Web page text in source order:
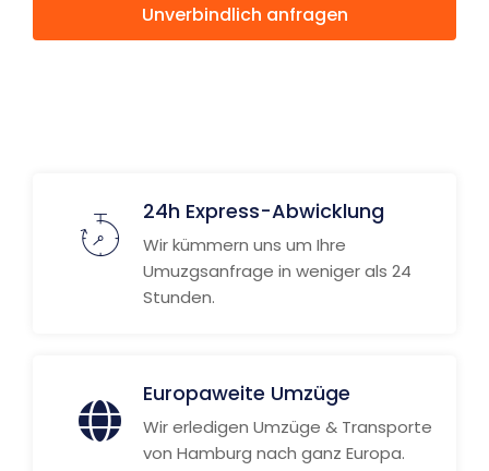
Unverbindlich anfragen
24h Express-Abwicklung
Wir kümmern uns um Ihre
Umuzgsanfrage in weniger als 24
Stunden.
Europaweite Umzüge
Wir erledigen Umzüge & Transporte
von Hamburg nach ganz Europa.